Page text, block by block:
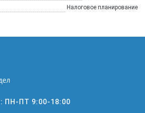
Налоговое планирование
ПН-ПТ 9:00-18:00